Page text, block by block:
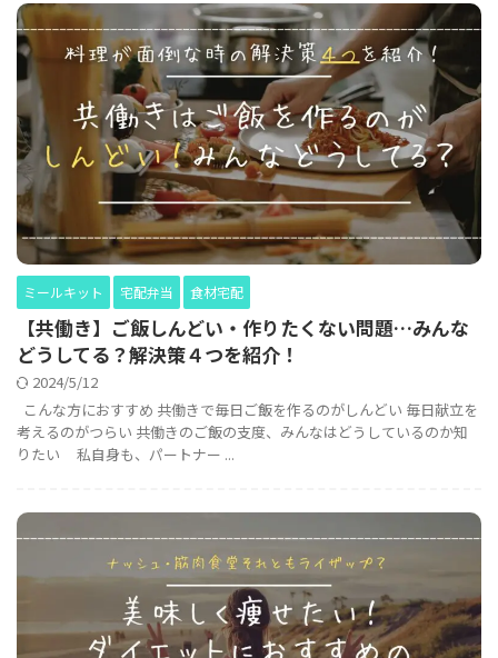
ミールキット 宅配弁当 食材宅配
【共働き】ご飯しんどい・作りたくない問題…みんな
どうしてる？解決策４つを紹介！
2024/5/12
こんな方におすすめ 共働きで毎日ご飯を作るのがしんどい 毎日献立を
考えるのがつらい 共働きのご飯の支度、みんなはどうしているのか知
りたい 私自身も、パートナー ...